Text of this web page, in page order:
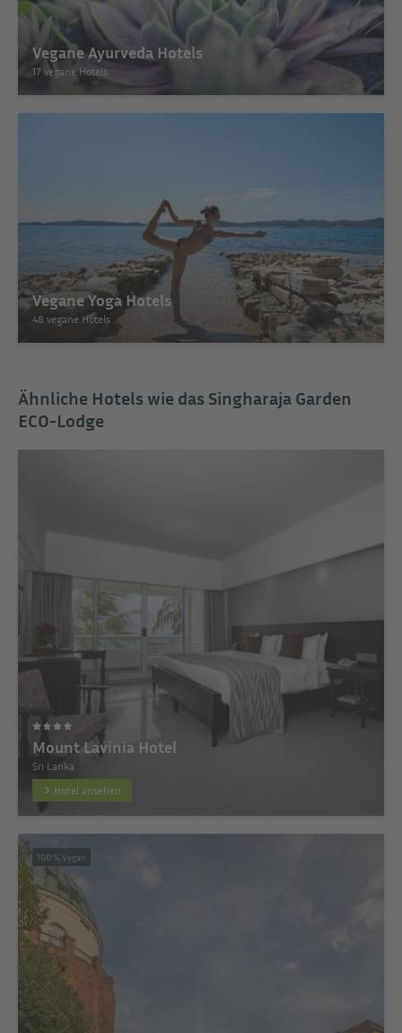
Vegane Ayurveda Hotels
17 vegane Hotels
Vegane Yoga Hotels
48 vegane Hotels
Ähnliche Hotels wie das Singharaja Garden
ECO-Lodge
Mount Lavinia Hotel
Sri Lanka
Hotel ansehen
100 % Vegan